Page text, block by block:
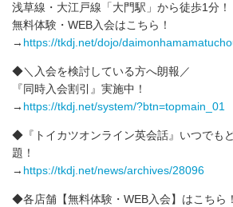
浅草線・大江戸線「大門駅」から徒歩1分！
無料体験・WEB入会はこちら！
→ https://tkdj.net/dojo/
◆＼入会を検討している方へ朗報／
『同時入会割引』実施中！
→ https://tkdj.net/system/?btn=topmain_01
◆『トイカツオンライン英会話』いつでも
題！
→ https://tkdj.net/news/archives/28096
◆各店舗【無料体験・WEB入会】はこちら！